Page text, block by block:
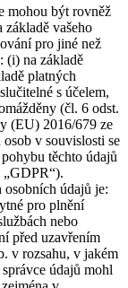
mohou být rovněž
vašeho
pro jiné než
(i) na základě
platných
s účelem,
(čl. 6 odst.
(EU) 2016/679 ze
v souvislosti se
těchto údajů
„GDPR“).
osobních údajů je:
pro plnění
nebo
před uzavřením
v rozsahu, v jakém
údajů mohl